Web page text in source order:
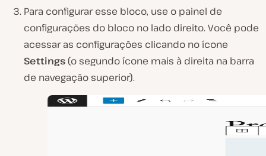
Para configurar esse bloco, use o painel de
configurações do bloco no lado direito. Você pode
acessar as configurações clicando no ícone
Settings (o segundo ícone mais à direita na barra
de navegação superior).